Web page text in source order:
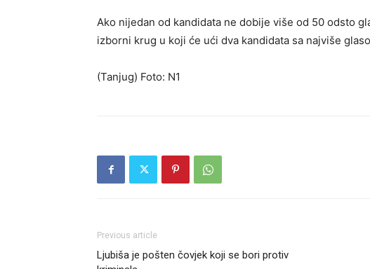
Ako nijedan od kandidata ne dobije više od 50 odsto
izborni krug u koji će ući dva kandidata sa najviše
(Tanjug) Foto: N1
Previous article
Ljubiša je pošten čovjek koji se bori protiv